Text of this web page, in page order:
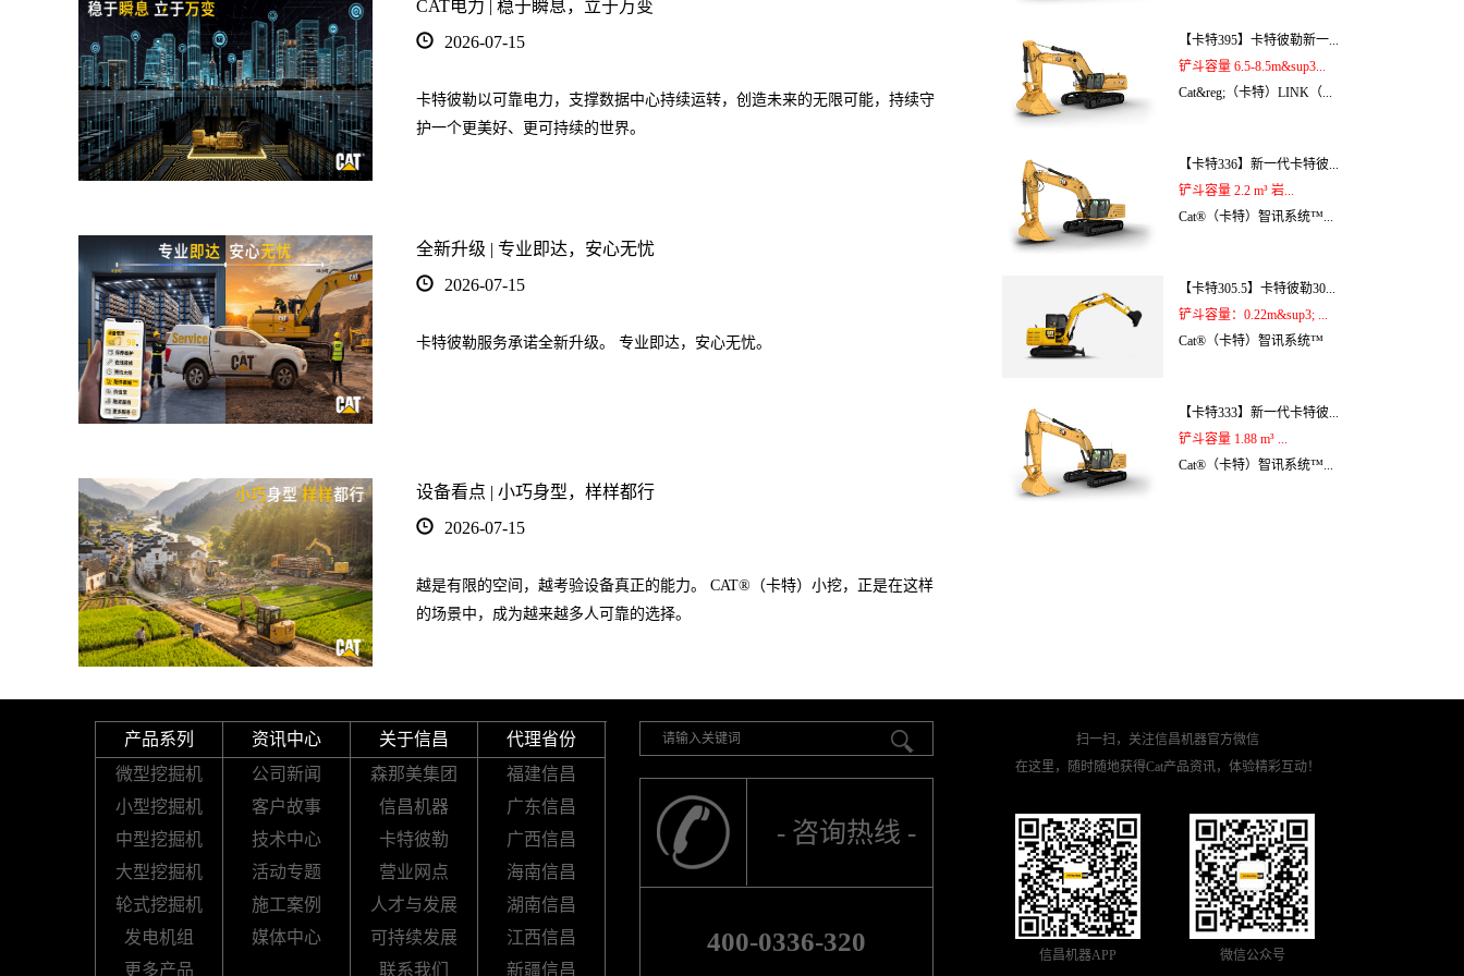
CAT电力 | 稳于瞬息，立于万变
2026-07-15
卡特彼勒以可靠电力，支撑数据中心持续运转，创造未来的无限可能，持续守
护一个更美好、更可持续的世界。
全新升级 | 专业即达，安心无忧
2026-07-15
卡特彼勒服务承诺全新升级。 专业即达，安心无忧。
设备看点 | 小巧身型，样样都行
2026-07-15
越是有限的空间，越考验设备真正的能力。 CAT®（卡特）小挖，正是在这样
的场景中，成为越来越多人可靠的选择。
【卡特395】卡特彼勒新一...
铲斗容量 6.5-8.5m&sup3...
Cat&reg;（卡特）LINK（...
【卡特336】新一代卡特彼...
铲斗容量 2.2 m³ 岩...
Cat®（卡特）智讯系统™...
【卡特305.5】卡特彼勒30...
铲斗容量：0.22m&sup3; ...
Cat®（卡特）智讯系统™
【卡特333】新一代卡特彼...
铲斗容量 1.88 m³ ...
Cat®（卡特）智讯系统™...
产品系列 资讯中心 关于信昌
代理省份
微型挖掘机
小型挖掘机
中型挖掘机
大型挖掘机
轮式挖掘机
发电机组
更多产品
公司新闻
客户故事
技术中心
活动专题
施工案例
媒体中心
森那美集团
信昌机器
卡特彼勒
营业网点
人才与发展
可持续发展
联系我们
福建信昌
广东信昌
广西信昌
海南信昌
湖南信昌
江西信昌
新疆信昌
- 咨询热线 -
400-0336-320
扫一扫，关注信昌机器官方微信
在这里，随时随地获得Cat产品资讯，体验精彩互动！
信昌机器APP 微信公众号